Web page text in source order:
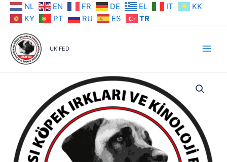
İçeriğe NL EN FR DE EL IT
KK
KY
PT RU ES TR
UKIFED